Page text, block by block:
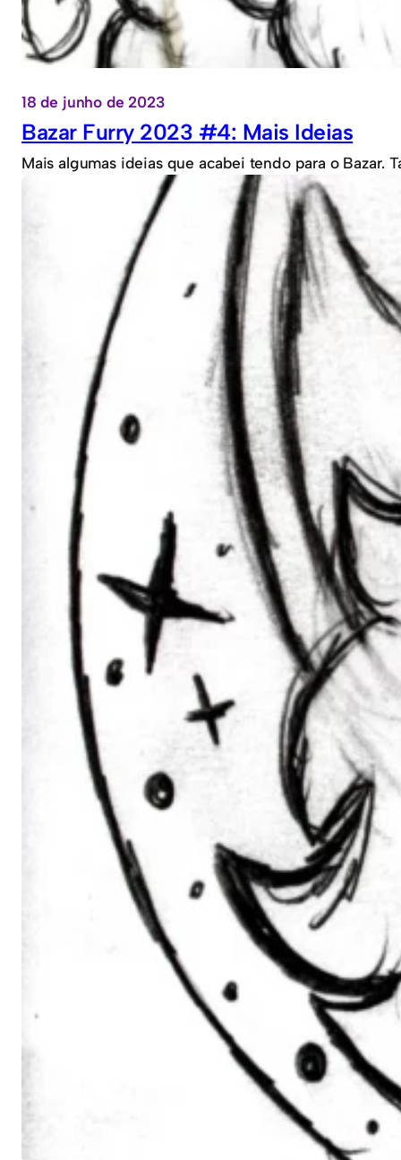
18 de junho de 2023
Bazar Furry 2023 #4: Mais Ideias
Mais algumas ideias que acabei tendo para o Bazar.